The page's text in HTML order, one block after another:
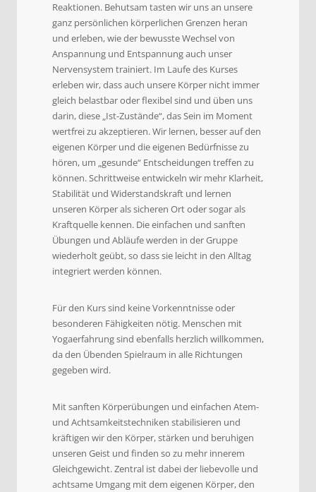
Reaktionen. Behutsam tasten wir uns an unsere
ganz persönlichen körperlichen Grenzen heran
und erleben, wie der bewusste Wechsel von
Anspannung und Entspannung auch unser
Nervensystem trainiert. Im Laufe des Kurses
erleben wir, dass auch unsere Körper nicht immer
gleich belastbar oder flexibel sind und üben uns
darin, diese „Ist-Zustände“, das Sein im Moment
wertfrei zu akzeptieren. Wir lernen, besser auf den
eigenen Körper und die eigenen Bedürfnisse zu
hören, um „gesunde“ Entscheidungen treffen zu
können. Schrittweise entwickeln wir mehr Klarheit,
Stabilität und Widerstandskraft und lernen
unseren Körper als sicheren Ort oder sogar als
Kraftquelle kennen. Die einfachen und sanften
Übungen und Abläufe werden in der Gruppe
wiederholt geübt, so dass sie leicht in den Alltag
integriert werden können.
Für den Kurs sind keine Vorkenntnisse oder
besonderen Fähigkeiten nötig. Menschen mit
Yogaerfahrung sind ebenfalls herzlich willkommen,
da den Übenden Spielraum in alle Richtungen
gegeben wird.
Mit sanften Körperübungen und einfachen Atem-
und Achtsamkeitstechniken stabilisieren und
kräftigen wir den Körper, stärken und beruhigen
unseren Geist und finden so zu mehr innerem
Gleichgewicht. Zentral ist dabei der liebevolle und
achtsame Umgang mit dem eigenen Körper, den